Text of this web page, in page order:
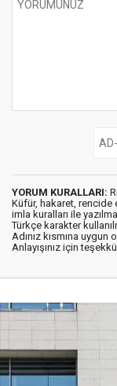
YORUM KURALLARI:
Küfür, hakaret, rencide
imla kuralları ile
Türkçe karakter
Adınız kısmına
Anlayışınız için